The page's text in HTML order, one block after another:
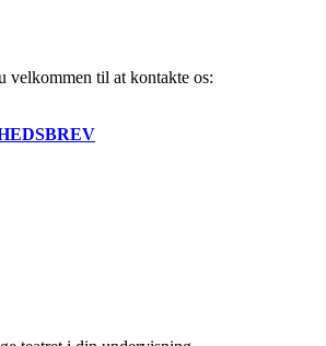
velkommen til at kontakte os: